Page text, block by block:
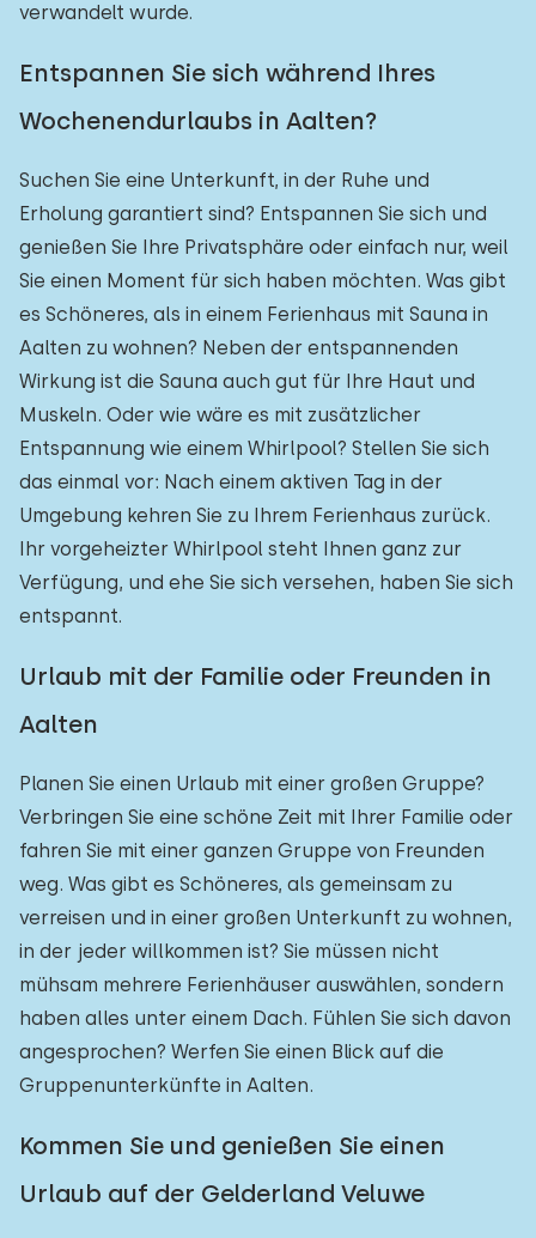
verwandelt wurde.
Entspannen Sie sich während Ihres
Wochenendurlaubs in Aalten?
Suchen Sie eine Unterkunft, in der Ruhe und
Erholung garantiert sind? Entspannen Sie sich und
genießen Sie Ihre Privatsphäre oder einfach nur, weil
Sie einen Moment für sich haben möchten. Was gibt
es Schöneres, als in einem Ferienhaus mit Sauna in
Aalten zu wohnen? Neben der entspannenden
Wirkung ist die Sauna auch gut für Ihre Haut und
Muskeln. Oder wie wäre es mit zusätzlicher
Entspannung wie einem Whirlpool? Stellen Sie sich
das einmal vor: Nach einem aktiven Tag in der
Umgebung kehren Sie zu Ihrem Ferienhaus zurück.
Ihr vorgeheizter Whirlpool steht Ihnen ganz zur
Verfügung, und ehe Sie sich versehen, haben Sie sich
entspannt.
Urlaub mit der Familie oder Freunden in
Aalten
Planen Sie einen Urlaub mit einer großen Gruppe?
Verbringen Sie eine schöne Zeit mit Ihrer Familie oder
fahren Sie mit einer ganzen Gruppe von Freunden
weg. Was gibt es Schöneres, als gemeinsam zu
verreisen und in einer großen Unterkunft zu wohnen,
in der jeder willkommen ist? Sie müssen nicht
mühsam mehrere Ferienhäuser auswählen, sondern
haben alles unter einem Dach. Fühlen Sie sich davon
angesprochen? Werfen Sie einen Blick auf die
Gruppenunterkünfte in Aalten.
Kommen Sie und genießen Sie einen
Urlaub auf der Gelderland Veluwe